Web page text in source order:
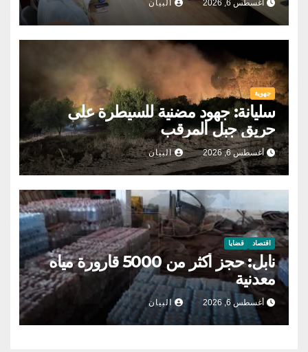
أغسطس 6, 2026 البيان
جهوية
سليانة: جهود مضنية للسيطرة على
حريق جبل المرقب
أغسطس 6, 2026 البيان
اقتصاد قضايا
نابل: حجز أكثر من 5000 قارورة مياه
معدنية
أغسطس 6, 2026 البيان